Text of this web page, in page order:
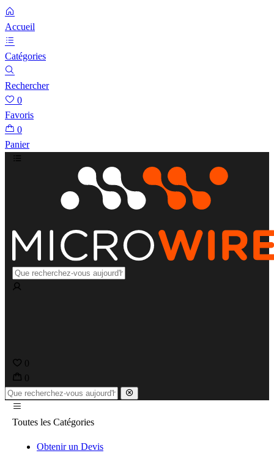
Accueil
Catégories
Rechercher
0
Favoris
0
Panier
0
0
Toutes les Catégories
Obtenir un Devis